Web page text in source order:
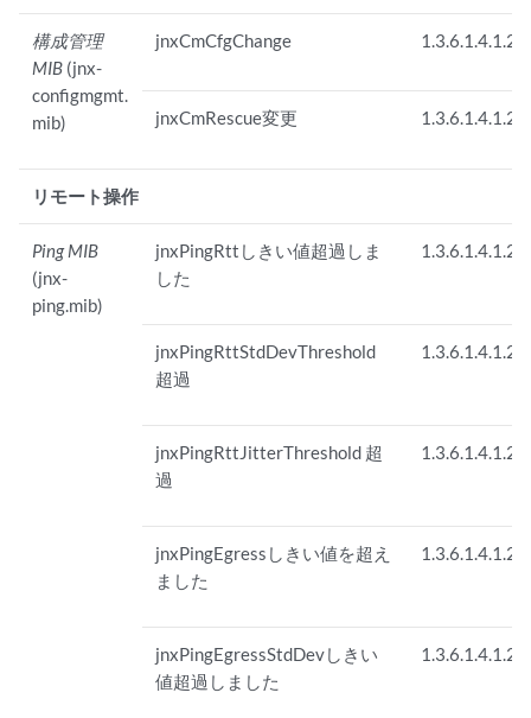
構成管理
MIB (jnx-
configmgmt.
mib)
jnxCmCfgChange
jnxCmRescue変更
リモート操作
Ping MIB
(jnx-
ping.mib)
jnxPingRttしきい値超過しま
した
jnxPingRttStdDevThreshold
超過
jnxPingRttJitterThreshold 超
過
jnxPingEgressしきい値を超え
ました
jnxPingEgressStdDevしきい
値超過しました